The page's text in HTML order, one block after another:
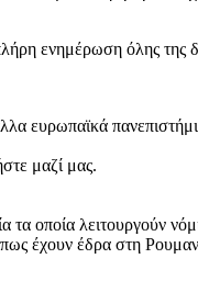
ενημέρωση όλης της
ευρωπαϊκά
μαζί μας.
τα οποία λειτουργούν
έχουν έδρα στη